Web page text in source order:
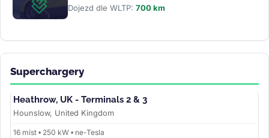
Dojezd dle WLTP: 700 km
Superchargery
Heathrow, UK - Terminals 2 & 3
Hounslow, United Kingdom
16 míst • 250 kW • ne-Tesla